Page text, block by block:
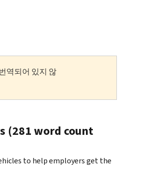
역되어 있지 않
(281 word count
to help employers get the